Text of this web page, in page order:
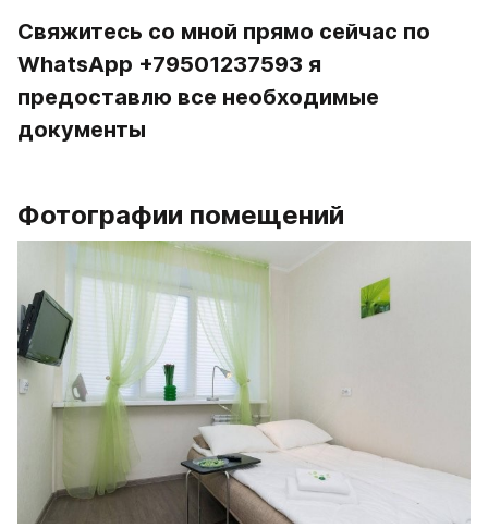
Свяжитесь со мной прямо сейчас по
WhatsApp +79501237593 я
предоставлю все необходимые
документы
Фотографии помещений